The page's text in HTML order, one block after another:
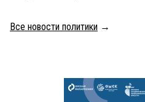
Все новости политики →